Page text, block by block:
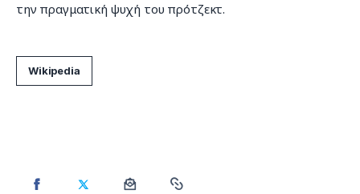
την πραγματική ψυχή του πρότζεκτ.
Wikipedia